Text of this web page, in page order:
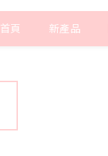
首頁 新產品